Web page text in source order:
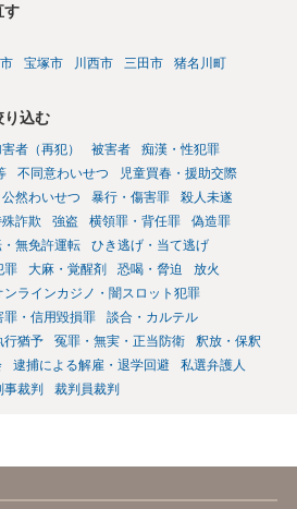
す
宝塚市 川西市 三田市 猪名川町
り込む
者（再犯） 被害者
痴漢・性犯罪
不同意わいせつ
児童買春・援助交際
公然わいせつ 暴行・傷害罪
殺人未遂
詐欺 強盗 横領罪・背任罪
偽造罪
無免許運転
ひき逃げ・当て逃げ
罪 大麻・覚醒剤 恐喝・脅迫
放火
ンラインカジノ・闇スロット犯罪
罪・信用毀損罪
談合・カルテル
行猶予 冤罪・無実・正当防衛
釈放・保釈
逮捕による解雇・退学回避
私選弁護人
事裁判 裁判員裁判